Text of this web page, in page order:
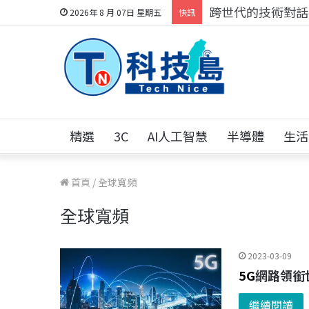
2026年 8 月 07日 星期五 快訊 科技人的經驗傳
精選 3C AI人工智慧 半導體 生活
首頁 / 全球寬頻
全球寬頻
2023-03-09
5G網路領
繼續閱讀